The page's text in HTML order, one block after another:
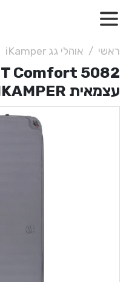
ראשי אוהלי גג iKamper
עצמאית IKAMPER